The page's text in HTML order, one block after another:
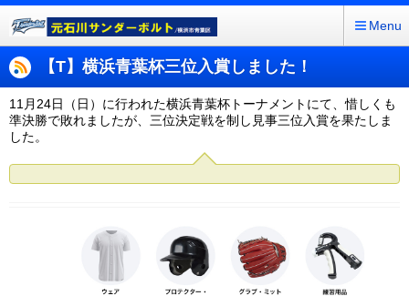
Menu
【T】横浜青葉杯三位入賞しました！
11月24日（日）に行われた横浜青葉杯トーナメントにて、惜しくも
準決勝で敗れましたが、三位決定戦を制し見事三位入賞を果たしま
した。